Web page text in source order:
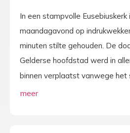
In een stampvolle Eusebiuskerk
maandagavond op
minuten stilte gehouden. De
Gelderse hoofdstad werd in
binnen verplaatst vanwege het